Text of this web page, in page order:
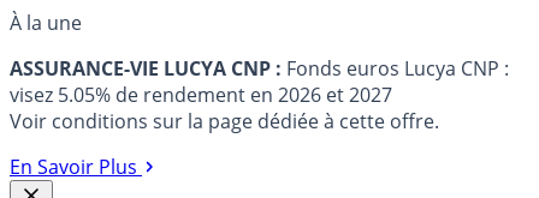
À la une
ASSURANCE-VIE LUCYA CNP : Fonds euros Lucya CNP :
visez 5.05% de rendement en 2026 et 2027
Voir conditions sur la page dédiée à cette offre.
En Savoir Plus